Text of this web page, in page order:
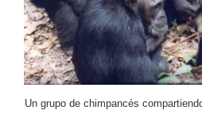
Un grupo de chimpancés